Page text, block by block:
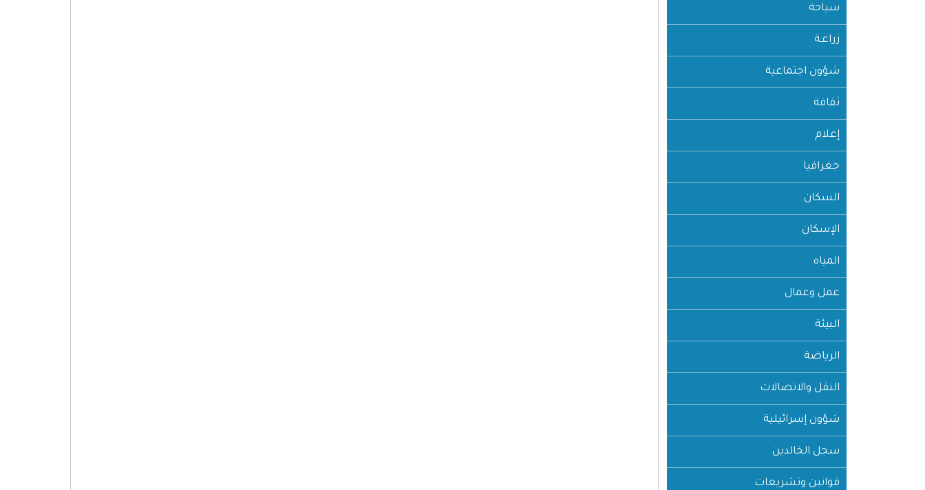
سياحة
زراعـة
شؤون اجتماعية
ثقافة
إعلام
جغرافيا
السكان
الإسكان
المياه
عمل وعمال
البيئة
الرياضة
النقل والاتصالات
شؤون إسرائيلية
سجل الخالدين
قوانين وتشريعات